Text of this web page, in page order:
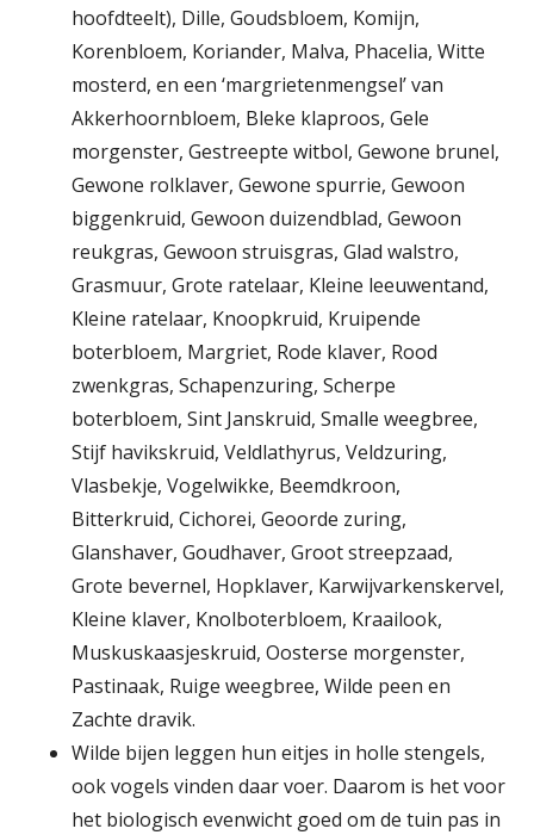
hoofdteelt), Dille, Goudsbloem, Komijn,
Korenbloem, Koriander, Malva, Phacelia, Witte
mosterd, en een ‘margrietenmengsel’ van
Akkerhoornbloem, Bleke klaproos, Gele
morgenster, Gestreepte witbol, Gewone brunel,
Gewone rolklaver, Gewone spurrie, Gewoon
biggenkruid, Gewoon duizendblad, Gewoon
reukgras, Gewoon struisgras, Glad walstro,
Grasmuur, Grote ratelaar, Kleine leeuwentand,
Kleine ratelaar, Knoopkruid, Kruipende
boterbloem, Margriet, Rode klaver, Rood
zwenkgras, Schapenzuring, Scherpe
boterbloem, Sint Janskruid, Smalle weegbree,
Stijf havikskruid, Veldlathyrus, Veldzuring,
Vlasbekje, Vogelwikke, Beemdkroon,
Bitterkruid, Cichorei, Geoorde zuring,
Glanshaver, Goudhaver, Groot streepzaad,
Grote bevernel, Hopklaver, Karwijvarkenskervel,
Kleine klaver, Knolboterbloem, Kraailook,
Muskuskaasjeskruid, Oosterse morgenster,
Pastinaak, Ruige weegbree, Wilde peen en
Zachte dravik.
Wilde bijen leggen hun eitjes in holle stengels,
ook vogels vinden daar voer. Daarom is het voor
het biologisch evenwicht goed om de tuin pas in